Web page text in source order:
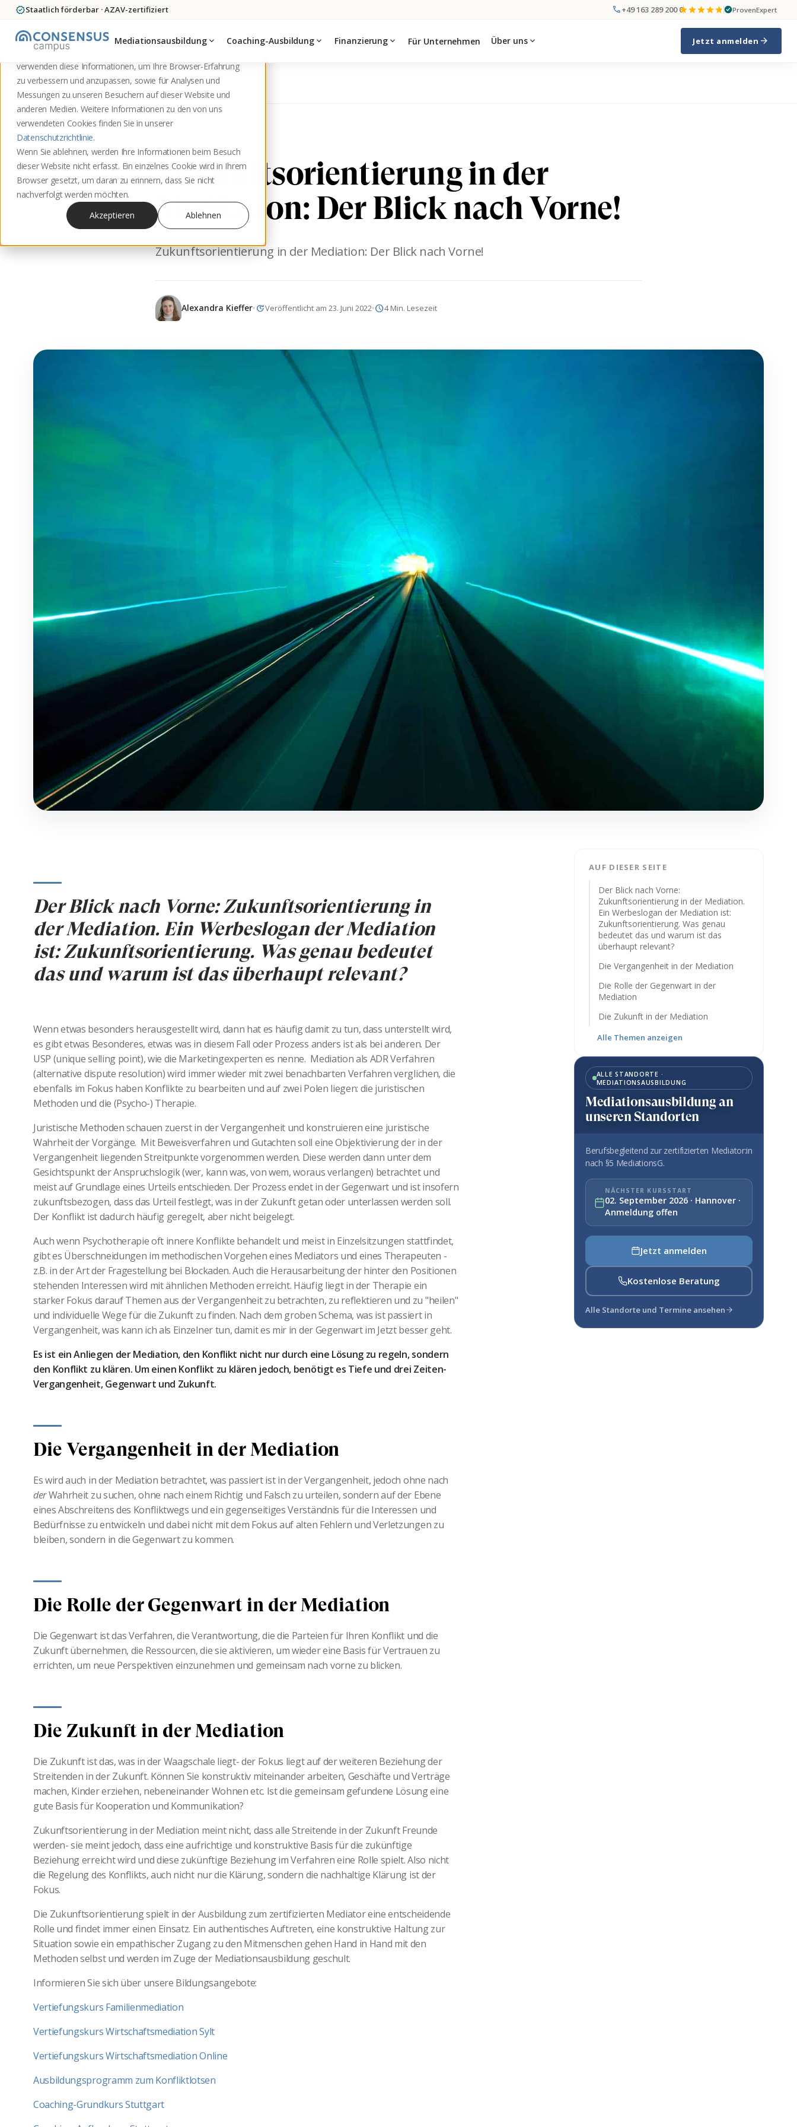
Cookies werden verwendet, um Informationen darüber zu
sammeln, wie Sie mit unserer Website interagieren. Wir
verwenden diese Informationen, um Ihre Browser-Erfahrung
zu verbessern und anzupassen, sowie für Analysen und
Messungen zu unseren Besuchern auf dieser Website und
anderen Medien. Weitere Informationen zu den von uns
verwendeten Cookies finden Sie in unserer
Datenschutzrichtlinie.
Wenn Sie ablehnen, werden Ihre Informationen beim Besuch
dieser Website nicht erfasst. Ein einzelnes Cookie wird in Ihrem
Browser gesetzt, um daran zu erinnern, dass Sie nicht
nachverfolgt werden möchten.
Akzeptieren
Ablehnen
verifiedStaatlich förderbar · AZAV-zertifiziert call+49 163 289 200 0 ProvenExpert
Mediationsausbildungexpand_more Coaching-Ausbildung expand_more Finanzierung expand_more Für Unternehmen Über unsexpand_more Jetzt anmelden arrow_forward
Startseite Blog
Zukunftsorientierung in der
Mediation: Der Blick nach Vorne!
Zukunftsorientierung in der Mediation: Der Blick nach Vorne!
Alexandra Kieffer updateVeröffentlicht am 23. Juni 2022 schedule4 Min. Lesezeit
Der Blick nach Vorne: Zukunftsorientierung in
der Mediation. Ein Werbeslogan der Mediation
ist: Zukunftsorientierung. Was genau bedeutet
das und warum ist das überhaupt relevant?
Wenn etwas besonders herausgestellt wird, dann hat es häufig damit zu tun, dass unterstellt wird,
es gibt etwas Besonderes, etwas was in diesem Fall oder Prozess anders ist als bei anderen. Der
USP (unique selling point), wie die Marketingexperten es nenne. Mediation als ADR Verfahren
(alternative dispute resolution) wird immer wieder mit zwei benachbarten Verfahren verglichen, die
ebenfalls im Fokus haben Konflikte zu bearbeiten und auf zwei Polen liegen: die juristischen
Methoden und die (Psycho-) Therapie.
Juristische Methoden schauen zuerst in der Vergangenheit und konstruieren eine juristische
Wahrheit der Vorgänge. Mit Beweisverfahren und Gutachten soll eine Objektivierung der in der
Vergangenheit liegenden Streitpunkte vorgenommen werden. Diese werden dann unter dem
Gesichtspunkt der Anspruchslogik (wer, kann was, von wem, woraus verlangen) betrachtet und
meist auf Grundlage eines Urteils entschieden. Der Prozess endet in der Gegenwart und ist insofern
zukunftsbezogen, dass das Urteil festlegt, was in der Zukunft getan oder unterlassen werden soll.
Der Konflikt ist dadurch häufig geregelt, aber nicht beigelegt.
Auch wenn Psychotherapie oft innere Konflikte behandelt und meist in Einzelsitzungen stattfindet,
gibt es Überschneidungen im methodischen Vorgehen eines Mediators und eines Therapeuten -
z.B. in der Art der Fragestellung bei Blockaden. Auch die Herausarbeitung der hinter den Positionen
stehenden Interessen wird mit ähnlichen Methoden erreicht. Häufig liegt in der Therapie ein
starker Fokus darauf Themen aus der Vergangenheit zu betrachten, zu reflektieren und zu "heilen"
und individuelle Wege für die Zukunft zu finden. Nach dem groben Schema, was ist passiert in
Vergangenheit, was kann ich als Einzelner tun, damit es mir in der Gegenwart im Jetzt besser geht.
Es ist ein Anliegen der Mediation, den Konflikt nicht nur durch eine Lösung zu regeln, sondern
den Konflikt zu klären. Um einen Konflikt zu klären jedoch, benötigt es Tiefe und drei Zeiten-
Vergangenheit, Gegenwart und Zukunft.
Die Vergangenheit in der Mediation
Es wird auch in der Mediation betrachtet, was passiert ist in der Vergangenheit, jedoch ohne nach
derWahrheit zu suchen, ohne nach einem Richtig und Falsch zu urteilen, sondern auf der Ebene
eines Abschreitens des Konfliktwegs und ein gegenseitiges Verständnis für die Interessen und
Bedürfnisse zu entwickeln und dabei nicht mit dem Fokus auf alten Fehlern und Verletzungen zu
bleiben, sondern in die Gegenwart zu kommen.
Die Rolle der Gegenwart in der Mediation
Die Gegenwart ist das Verfahren, die Verantwortung, die die Parteien für Ihren Konflikt und die
Zukunft übernehmen, die Ressourcen, die sie aktivieren, um wieder eine Basis für Vertrauen zu
errichten, um neue Perspektiven einzunehmen und gemeinsam nach vorne zu blicken.
Die Zukunft in der Mediation
Die Zukunft ist das, was in der Waagschale liegt- der Fokus liegt auf der weiteren Beziehung der
Streitenden in der Zukunft. Können Sie konstruktiv miteinander arbeiten, Geschäfte und Verträge
machen, Kinder erziehen, nebeneinander Wohnen etc. Ist die gemeinsam gefundene Lösung eine
gute Basis für Kooperation und Kommunikation?
Zukunftsorientierung in der Mediation meint nicht, dass alle Streitende in der Zukunft Freunde
werden- sie meint jedoch, dass eine aufrichtige und konstruktive Basis für die zukünftige
Beziehung erreicht wird und diese zukünftige Beziehung im Verfahren eine Rolle spielt. Also nicht
die Regelung des Konflikts, auch nicht nur die Klärung, sondern die nachhaltige Klärung ist der
Fokus.
Die Zukunftsorientierung spielt in der Ausbildung zum zertifizierten Mediator eine entscheidende
Rolle und findet immer einen Einsatz. Ein authentisches Auftreten, eine konstruktive Haltung zur
Situation sowie ein empathischer Zugang zu den Mitmenschen gehen Hand in Hand mit den
Methoden selbst und werden im Zuge der Mediationsausbildung geschult.
Informieren Sie sich über unsere Bildungsangebote:
Vertiefungskurs Familienmediation
Vertiefungskurs Wirtschaftsmediation Sylt
Vertiefungskurs Wirtschaftsmediation Online
Ausbildungsprogramm zum Konfliktlotsen
Coaching-Grundkurs Stuttgart
AUF DIESER SEITE
Der Blick nach Vorne:
Zukunftsorientierung in der Mediation.
Ein Werbeslogan der Mediation ist:
Zukunftsorientierung. Was genau
bedeutet das und warum ist das
überhaupt relevant?
Die Vergangenheit in der Mediation
Die Rolle der Gegenwart in der
Mediation
Die Zukunft in der Mediation
Alle Themen anzeigen
ALLE STANDORTE ·
MEDIATIONSAUSBILDUNG
Mediationsausbildung an
unseren Standorten
Berufsbegleitend zur zertifizierten Mediator:in
nach §5 MediationsG.
NÄCHSTER KURSSTART
02. September 2026 · Hannover ·
Anmeldung offen
Jetzt anmelden
Kostenlose Beratung
Alle Standorte und Termine ansehen